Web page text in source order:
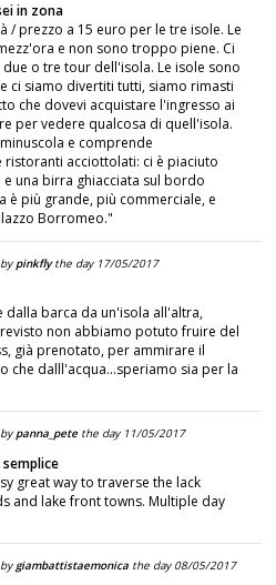
in zona
/ prezzo a 15 euro per le tre isole. Le
e non sono troppo piene. Ci
o tre tour dell'isola. Le isole sono
ci siamo divertiti tutti, siamo rimasti
che dovevi acquistare l'ingresso ai
per vedere qualcosa di quell'isola.
e comprende
acciottolati: ci è piaciuto
una birra ghiacciata sul bordo
è più grande, più commerciale, e
Borromeo."
pinkflythe day 17/05/2017
dalla barca da un'isola all'altra,
non abbiamo potuto fruire del
già prenotato, per ammirare il
che dalll'acqua...speriamo sia per la
panna_pete the day 11/05/2017
great way to traverse the lack
and lake front towns. Multiple day
giambattistaemonica the day 08/05/2017